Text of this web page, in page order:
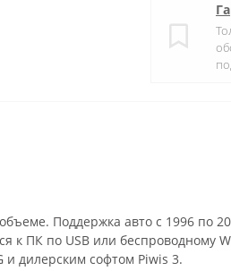
Поддержка авто с 1996 по
к ПК по USB или беспроводному
и дилерским софтом Piwis 3.